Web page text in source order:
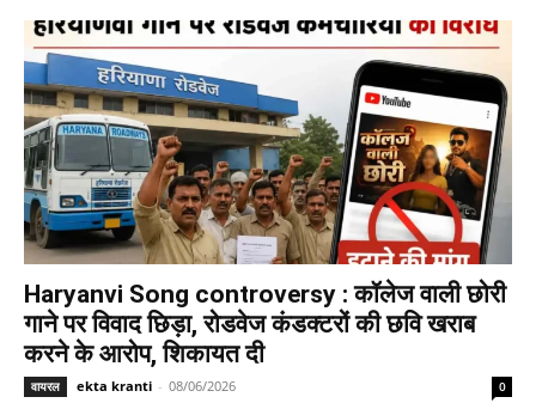
Haryanvi Song controversy : कॉलेज वाली छोरी
गाने पर विवाद छिड़ा, रोडवेज कंडक्टरों की छवि खराब
करने के आरोप, शिकायत दी
वायरल ekta kranti - 08/06/2026 0